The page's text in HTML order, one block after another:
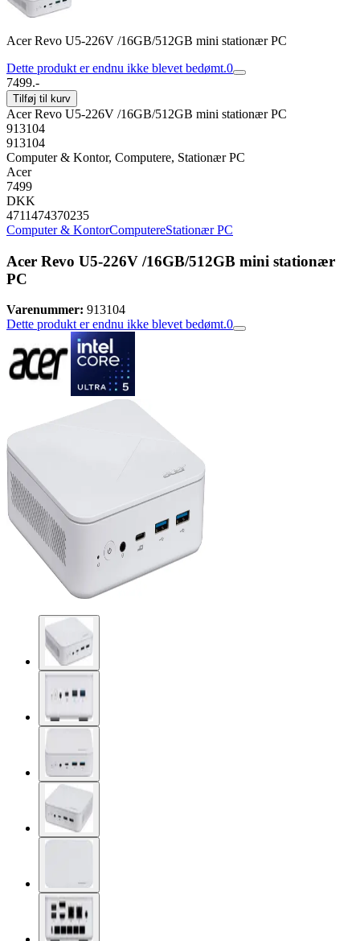
Acer Revo U5-226V /16GB/512GB mini stationær PC
Dette produkt er endnu ikke blevet bedømt.0
7499.-
Tilføj til kurv
Acer Revo U5-226V /16GB/512GB mini stationær PC
913104
913104
Computer & Kontor, Computere, Stationær PC
Acer
7499
DKK
4711474370235
Computer & KontorComputereStationær PC
Acer Revo U5-226V /16GB/512GB mini stationær
PC
Varenummer: 913104
Dette produkt er endnu ikke blevet bedømt.0